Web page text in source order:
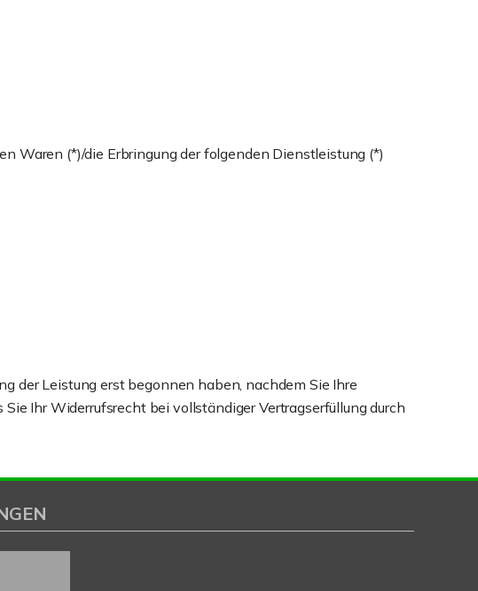
Waren (*)/die Erbringung der folgenden Dienstleistung (*)
der Leistung erst begonnen haben, nachdem Sie Ihre
Ihr Widerrufsrecht bei vollständiger Vertragserfüllung durch